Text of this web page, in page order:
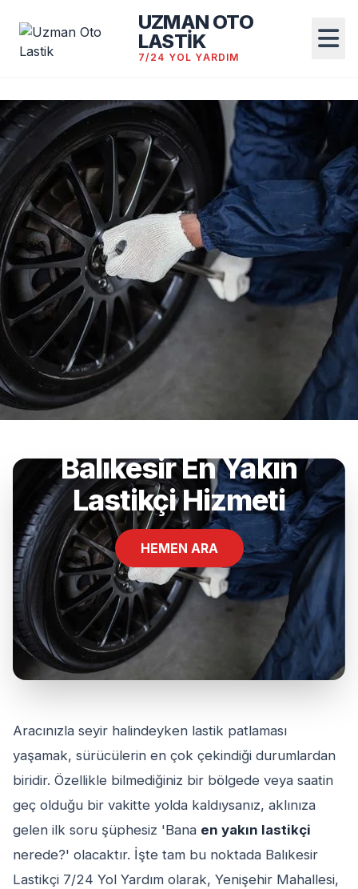
UZMAN OTO
LASTİK
7/24 YOL YARDIM
Balıkesir En Yakın
Lastikçi Hizmeti
HEMEN ARA
Aracınızla seyir halindeyken lastik patlaması
yaşamak, sürücülerin en çok çekindiği durumlardan
biridir. Özellikle bilmediğiniz bir bölgede veya saatin
geç olduğu bir vakitte yolda kaldıysanız, aklınıza
gelen ilk soru şüphesiz 'Bana en yakın lastikçi
nerede?' olacaktır. İşte tam bu noktada Balıkesir
Lastikçi 7/24 Yol Yardım olarak, Yenişehir Mahallesi,